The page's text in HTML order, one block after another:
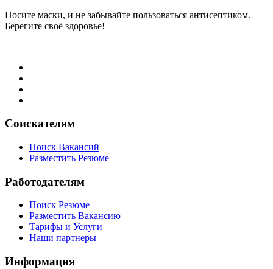
Носите маски, и не забывайте пользоваться антисептиком.
Берегите своё здоровье!
Соискателям
Поиск Вакансий
Разместить Резюме
Работодателям
Поиск Резюме
Разместить Вакансию
Тарифы и Услуги
Наши партнеры
Информация